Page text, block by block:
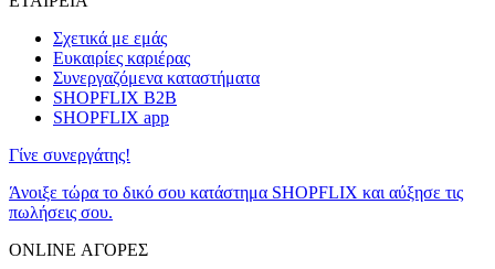
Σχετικά με εμάς
Ευκαιρίες καριέρας
Συνεργαζόμενα καταστήματα
SHOPFLIX B2B
SHOPFLIX app
Γίνε συνεργάτης!
Άνοιξε τώρα το δικό σου κατάστημα SHOPFLIX και αύξησε τις
πωλήσεις σου.
ONLINE ΑΓΟΡΕΣ